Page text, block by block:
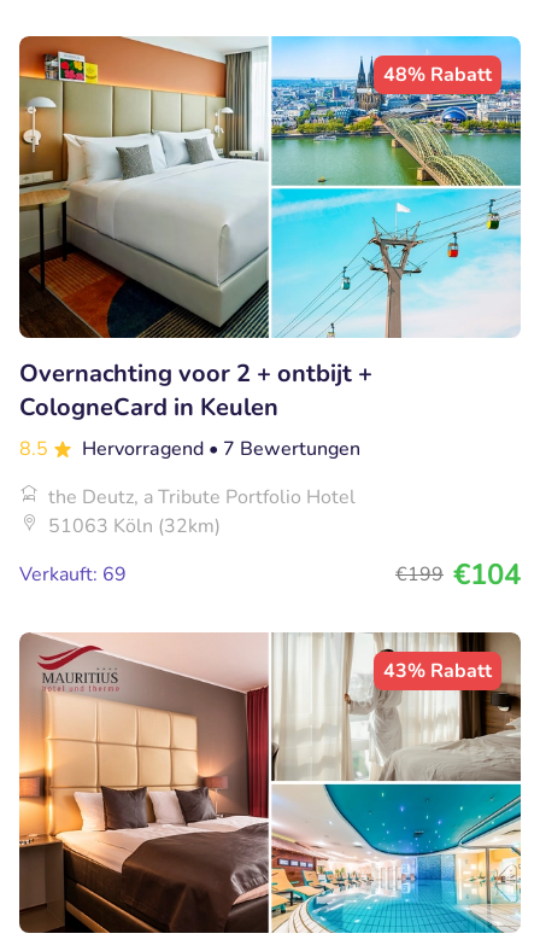
48% Rabatt
Overnachting voor 2 + ontbijt +
CologneCard in Keulen
8.5 Hervorragend • 7 Bewertungen
the Deutz, a Tribute Portfolio Hotel
51063 Köln (32km)
Verkauft: 69
€199 €104
43% Rabatt